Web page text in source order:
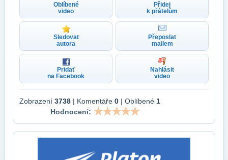
Oblíbené
video
Přidej
k přátelům
Sledovat
autora
Přeposlat
mailem
Pridať
na Facebook
Nahlásit
video
Zobrazení 3738 | Komentáře 0 | Oblíbené 1
Hodnocení: